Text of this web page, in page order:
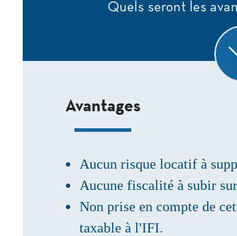
Quels seront les
Avantages
Aucun risque locatif à
Aucune fiscalité à subir
Non prise en compte de
taxable à l'IFI.